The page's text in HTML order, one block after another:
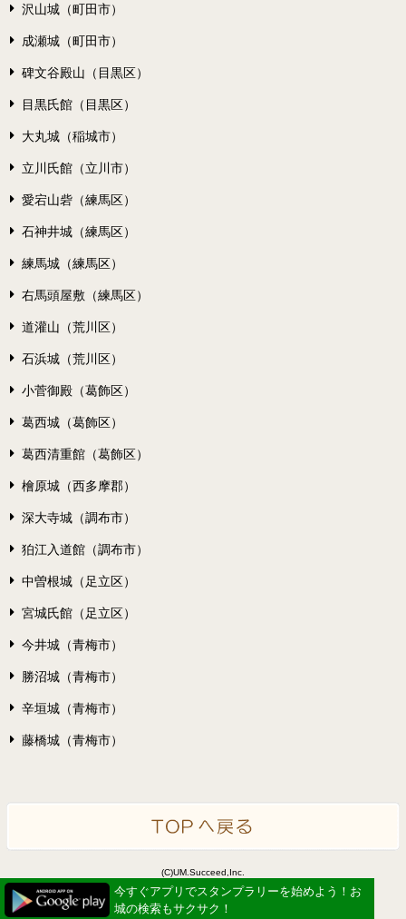
沢山城（町田市）
成瀬城（町田市）
碑文谷殿山（目黒区）
目黒氏館（目黒区）
大丸城（稲城市）
立川氏館（立川市）
愛宕山砦（練馬区）
石神井城（練馬区）
練馬城（練馬区）
右馬頭屋敷（練馬区）
道灌山（荒川区）
石浜城（荒川区）
小菅御殿（葛飾区）
葛西城（葛飾区）
葛西清重館（葛飾区）
檜原城（西多摩郡）
深大寺城（調布市）
狛江入道館（調布市）
中曽根城（足立区）
宮城氏館（足立区）
今井城（青梅市）
勝沼城（青梅市）
辛垣城（青梅市）
藤橋城（青梅市）
(C)UM.Succeed,Inc.
Powered by idea canvas
今すぐアプリでスタンプラリーを始めよう！お
城の検索もサクサク！